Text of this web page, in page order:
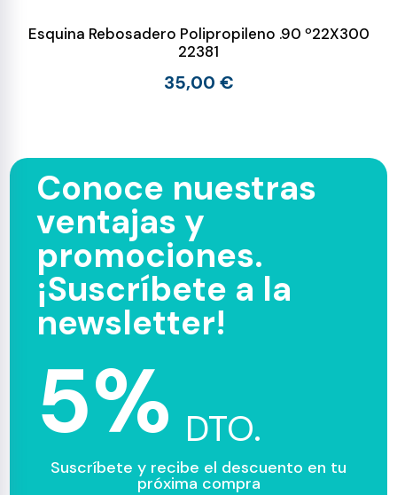
Esquina Rebosadero Polipropileno .90 º22X300
22381
35,00 €
Conoce nuestras
ventajas y
promociones.
¡Suscríbete a la
newsletter!
5% DTO.
Suscríbete y recibe el descuento en tu
próxima compra